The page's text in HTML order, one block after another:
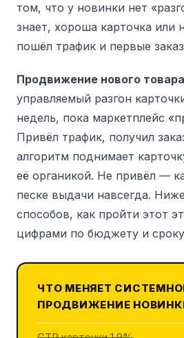
том, что у новинки нет
знает, хороша карточка или
пошёл трафик и первые
Продвижение нового товара
управляемый разгон
недель, пока маркетплейс
Привёл трафик, получил
алгоритм поднимает
её органикой. Не привёл —
песке выдачи навсегда.
способов, как пройти этот
цифрами по бюджету и
ЧТО МЕНЯЕТ
ПРОДВИЖЕНИЕ